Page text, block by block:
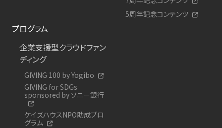
5周年記念コンテンツ
プログラム
企業支援型クラウドファン
ディング
GIVING 100 by Yogibo
GIVING for SDGs
sponsored by ソニー銀行
ケイズハウスNPO助成プロ
グラム